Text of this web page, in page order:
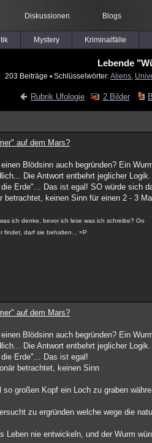
Diskussionen Blogs
Mystery Kriminalfälle
Lebende
203 Beiträge ▪ Schlüsselwörter:Aliens
Rubrik Ufologie 2 Bilder
auf dem Mars?
Blödsinn auch begründen? Ein
Die Antwort entbehrt jeglicher
Erde"... Das ist egal! SO würde sich
betrachtet, keinen Sinn für einen 2 - 3
ich denke, bevor ich lese was ich schreibe? Oo
findet, darf sie behalten... =P
auf dem Mars?
Blödsinn auch begründen? Ein
Die Antwort entbehrt jeglicher
Erde"... Das ist egal!
betrachtet, keinen Sinn
so großen Kopf ein Loch zu graben
zu ergründen welche wege die
Leben nie entwickeln, und der Wurm